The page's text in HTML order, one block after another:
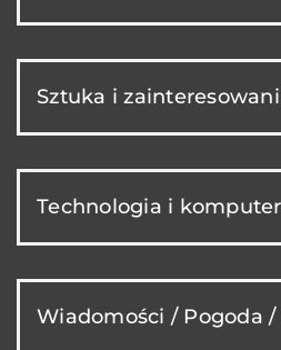
Sztuka i
Technologia i
Wiadomości / Pogoda